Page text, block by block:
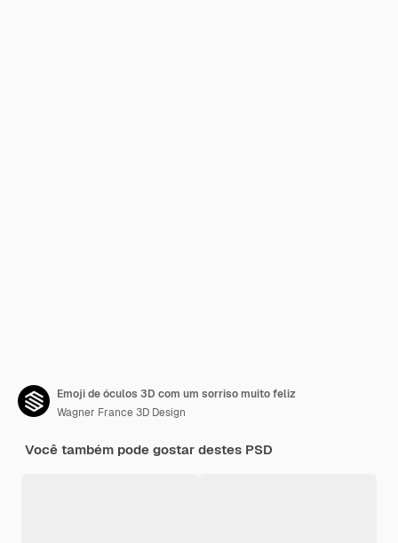
Emoji de óculos 3D com um sorriso muito feliz
Wagner France 3D Design
Você também pode gostar destes PSD